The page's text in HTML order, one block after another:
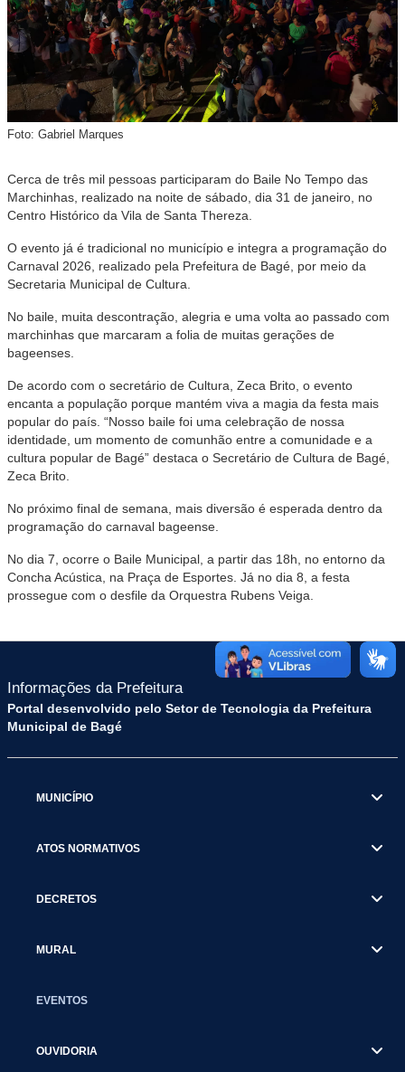
Foto: Gabriel Marques
Cerca de três mil pessoas participaram do Baile No Tempo das
Marchinhas, realizado na noite de sábado, dia 31 de janeiro, no
Centro Histórico da Vila de Santa Thereza.
O evento já é tradicional no município e integra a programação do
Carnaval 2026, realizado pela Prefeitura de Bagé, por meio da
Secretaria Municipal de Cultura.
No baile, muita descontração, alegria e uma volta ao passado com
marchinhas que marcaram a folia de muitas gerações de
bageenses.
De acordo com o secretário de Cultura, Zeca Brito, o evento
encanta a população porque mantém viva a magia da festa mais
popular do país. “Nosso baile foi uma celebração de nossa
identidade, um momento de comunhão entre a comunidade e a
cultura popular de Bagé” destaca o Secretário de Cultura de Bagé,
Zeca Brito.
No próximo final de semana, mais diversão é esperada dentro da
programação do carnaval bageense.
No dia 7, ocorre o Baile Municipal, a partir das 18h, no entorno da
Concha Acústica, na Praça de Esportes. Já no dia 8, a festa
prossegue com o desfile da Orquestra Rubens Veiga.
Informações da Prefeitura
Portal desenvolvido pelo Setor de Tecnologia da Prefeitura
Municipal de Bagé
MUNICÍPIO
ATOS NORMATIVOS
DECRETOS
MURAL
EVENTOS
OUVIDORIA